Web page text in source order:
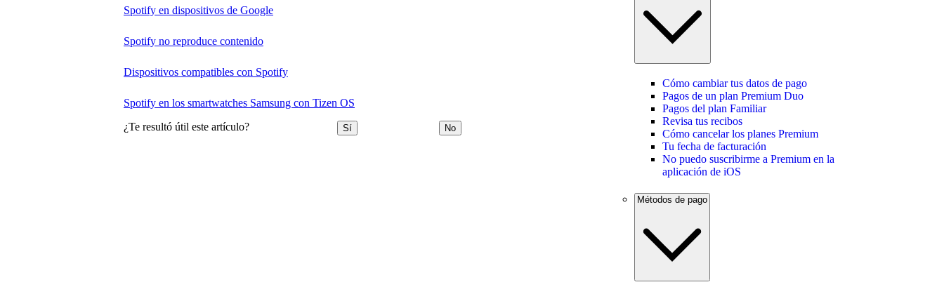
Spotify en dispositivos de Google
Spotify no reproduce contenido
Dispositivos compatibles con Spotify
Spotify en los smartwatches Samsung con Tizen OS
¿Te resultó útil este artículo? Sí No
Cómo cambiar tus datos de pago
Pagos de un plan Premium Duo
Pagos del plan Familiar
Revisa tus recibos
Cómo cancelar los planes Premium
Tu fecha de facturación
No puedo suscribirme a Premium en la
aplicación de iOS